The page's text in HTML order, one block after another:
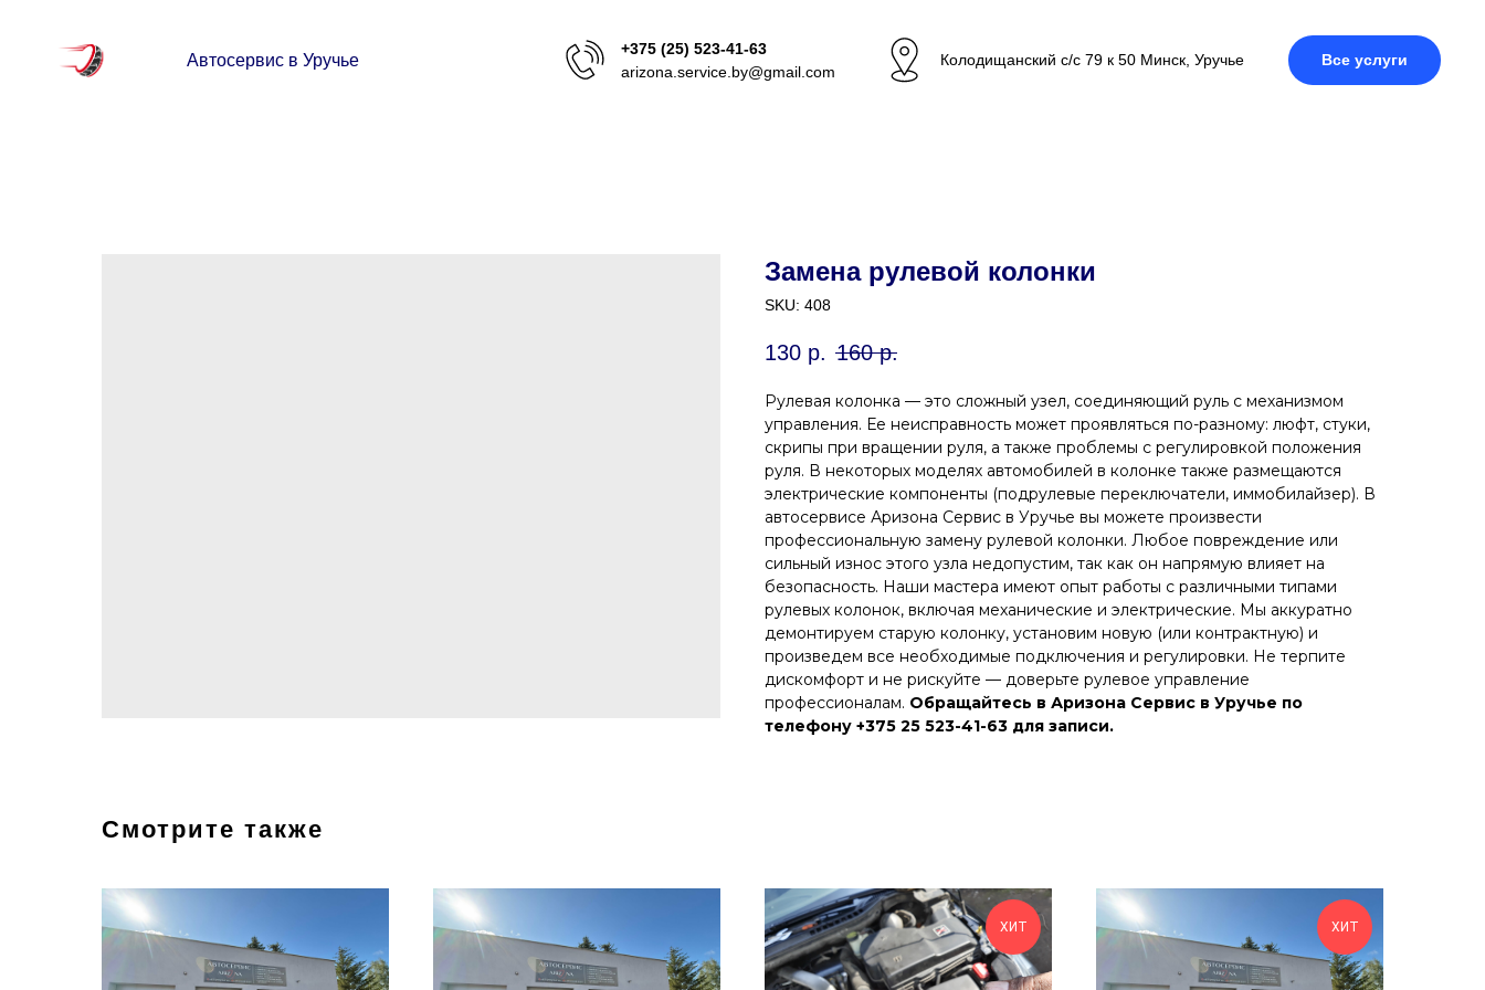
Автосервис в Уручье
+375 (25) 523-41-63
arizona.service.by@gmail.com
Колодищанский с/с 79 к 50 Минск, Уручье Все услуги
Замена рулевой колонки
SKU: 408
130 р. 160 р.
Рулевая колонка — это сложный узел, соединяющий руль с механизмом
управления. Ее неисправность может проявляться по-разному: люфт, стуки,
скрипы при вращении руля, а также проблемы с регулировкой положения
руля. В некоторых моделях автомобилей в колонке также размещаются
электрические компоненты (подрулевые переключатели, иммобилайзер). В
автосервисе Аризона Сервис в Уручье вы можете произвести
профессиональную замену рулевой колонки. Любое повреждение или
сильный износ этого узла недопустим, так как он напрямую влияет на
безопасность. Наши мастера имеют опыт работы с различными типами
рулевых колонок, включая механические и электрические. Мы аккуратно
демонтируем старую колонку, установим новую (или контрактную) и
произведем все необходимые подключения и регулировки. Не терпите
дискомфорт и не рискуйте — доверьте рулевое управление
профессионалам. Обращайтесь в Аризона Сервис в Уручье по
телефону +375 25 523-41-63 для записи.
Смотрите также
ХИТ ХИТ